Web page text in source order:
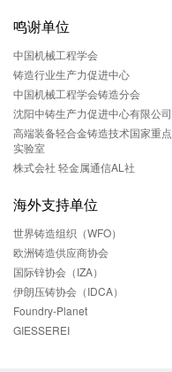
鸣谢单位
中国机械工程学会
铸造行业生产力促进中心
中国机械工程学会铸造分会
沈阳中铸生产力促进中心有限公司
高端装备轻合金铸造技术国家重点
实验室
株式会社 轻金属通信AL社
海外支持单位
世界铸造组织（WFO）
欧洲铸造供应商协会
国际锌协会（IZA）
伊朗压铸协会（IDCA）
Foundry-Planet
GIESSEREI